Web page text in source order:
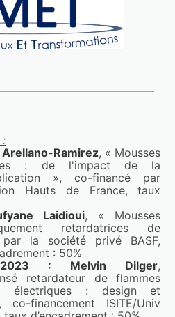
coated with functional
nanofibers with
properties
Jimenez,Mathilde
Cazaux,Séverine
hal-04878903v1
stratifying
coating for
CONGRESS
Sep 2025, Sao Paulo,
Jimenez,Mathilde
:
Ramirez, « Mousses
: de l'impact de la
», co-financé par
Hauts de France, taux
Laidioui, « Mousses
retardatrices de
la société privé BASF,
: 50%
: Melvin Dilger,
retardateur de flammes
électriques : design et
co-financement ISITE/Univ